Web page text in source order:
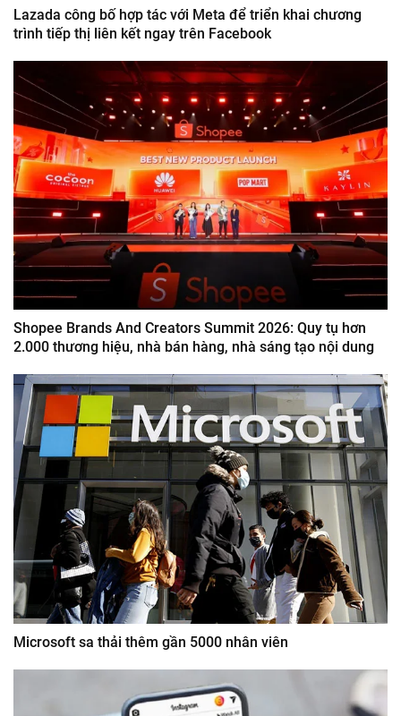
Lazada công bố hợp tác với Meta để triển khai chương
trình tiếp thị liên kết ngay trên Facebook
Shopee Brands And Creators Summit 2026: Quy tụ hơn
2.000 thương hiệu, nhà bán hàng, nhà sáng tạo nội dung
Microsoft sa thải thêm gần 5000 nhân viên